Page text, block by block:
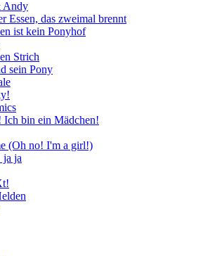
Andy
Essen, das zweimal brennt
ist kein Ponyhof
Strich
sein Pony
Ich bin ein Mädchen!
(Oh no! I'm a girl!)
ja